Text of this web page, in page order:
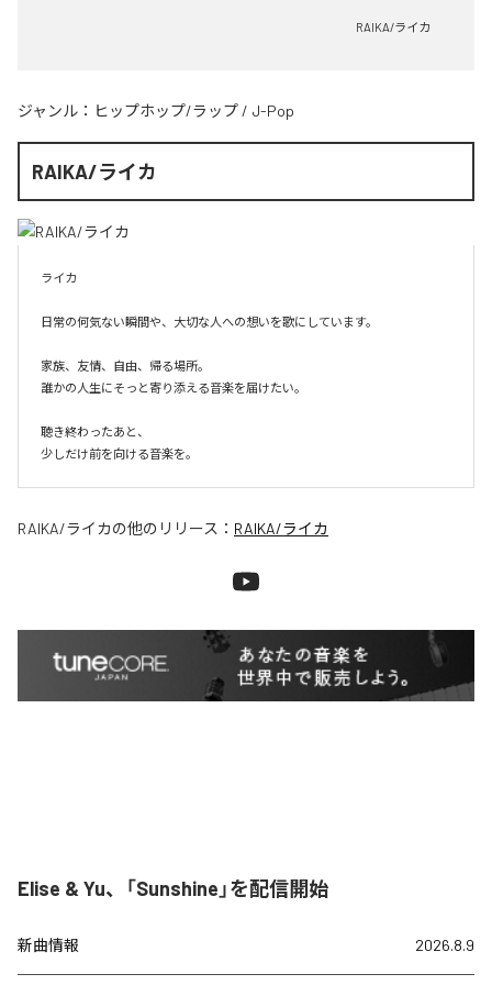
RAIKA/ライカ
ジャンル： ヒップホップ/ラップ / J-Pop
RAIKA/ライカ
ライカ
日常の何気ない瞬間や、大切な人への想いを歌にしています。
家族、友情、自由、帰る場所。
誰かの人生にそっと寄り添える音楽を届けたい。
聴き終わったあと、
少しだけ前を向ける音楽を。
RAIKA/ライカの他のリリース： RAIKA/ライカ
Elise & Yu、「Sunshine」を配信開始
新曲情報 2026.8.9